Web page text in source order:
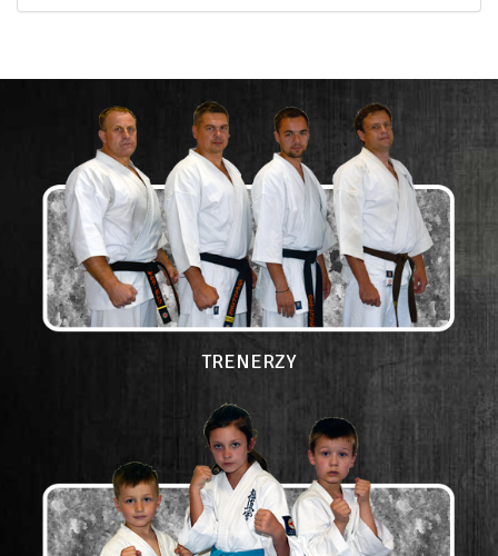
TRENERZY